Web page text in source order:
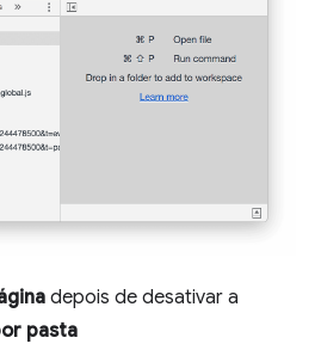
depois de desativar a
pasta